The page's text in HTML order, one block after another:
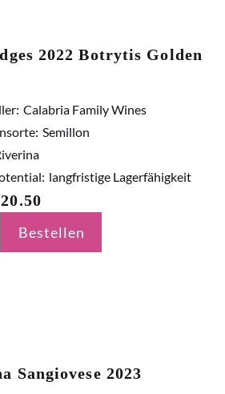
2022 Botrytis Golden
Calabria Family Wines
Semillon
langfristige Lagerfähigkeit
20.50
Bestellen
Sangiovese 2023